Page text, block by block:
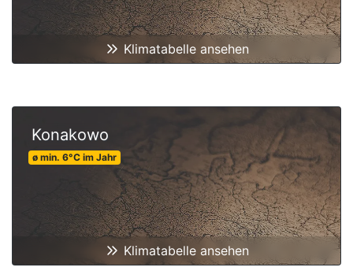
Klimatabelle ansehen
Konakowo
ø min. 6°C im Jahr
Klimatabelle ansehen